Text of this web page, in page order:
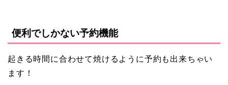
便利でしかない予約機能
起きる時間に合わせて焼けるように予約も出来ちゃい
ます！